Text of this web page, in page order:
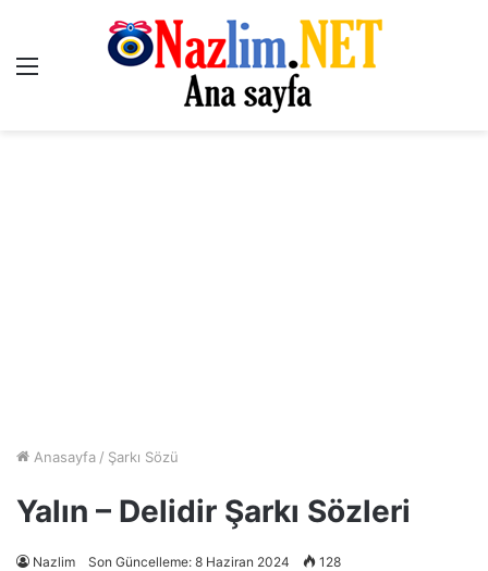
Menü
Anasayfa / Şarkı Sözü
Yalın – Delidir Şarkı Sözleri
Nazlim Son Güncelleme: 8 Haziran 2024 128